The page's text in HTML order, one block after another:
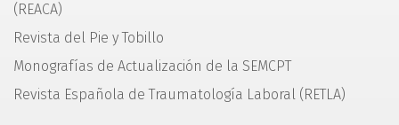
(REACA)
Revista del Pie y Tobillo
Monografías de Actualización de la SEMCPT
Revista Española de Traumatología Laboral (RETLA)